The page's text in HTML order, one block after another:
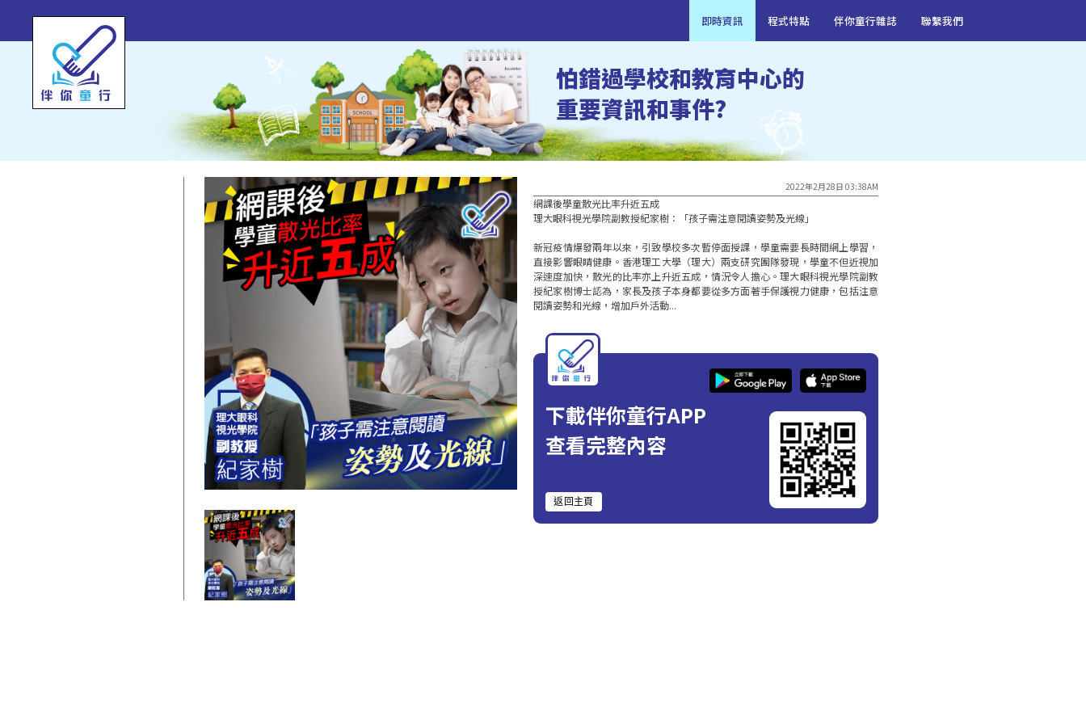
即時資訊 程式特點 伴你童行雜誌 聯繫我們
怕錯過學校和教育中心的
重要資訊和事件?
2022年2月28日 03:38AM
網課後學童散光比率升近五成
理大眼科視光學院副教授紀家樹：「孩子需注意閱讀姿勢及光線」
新冠疫情爆發兩年以來，引致學校多次暫停面授課，學童需要長時間網上學習，
直接影響眼睛健康。香港理工大學（理大）兩支研究團隊發現，學童不但近視加
深速度加快，散光的比率亦上升近五成，情況令人擔心。理大眼科視光學院副教
授紀家樹博士認為，家長及孩子本身都要從多方面著手保護視力健康，包括注意
閱讀姿勢和光線，增加戶外活動...
下載伴你童行APP
查看完整內容
返回主頁